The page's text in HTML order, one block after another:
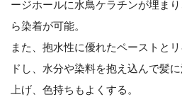
ージホールに水鳥ケラチンが埋ま
ら染着が可能。
また、抱水性に優れたペーストと
ドし、水分や染料を抱え込んで髪
上げ、色持ちもよくする。